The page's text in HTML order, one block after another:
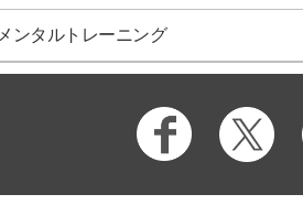
ンタルトレーニング